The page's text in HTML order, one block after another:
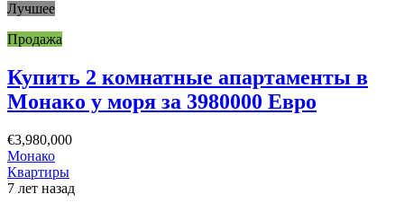
Лучшее
Продажа
Купить 2 комнатные апартаменты в
Монако у моря за 3980000 Евро
€3,980,000
Монако
Квартиры
7 лет назад